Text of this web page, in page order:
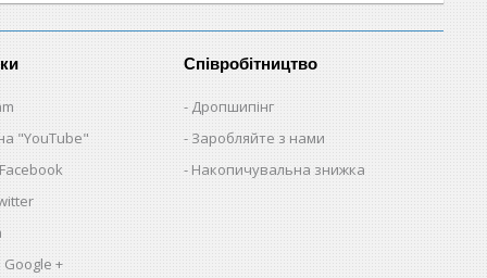
"YouTube"
+
Співробітництво
Дропшипінг
Заробляйте з нами
Накопичувальна знижка